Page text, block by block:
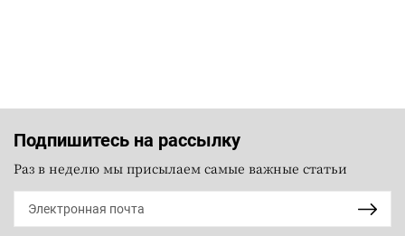
Подпишитесь на рассылку
Раз в неделю мы присылаем самые важные статьи